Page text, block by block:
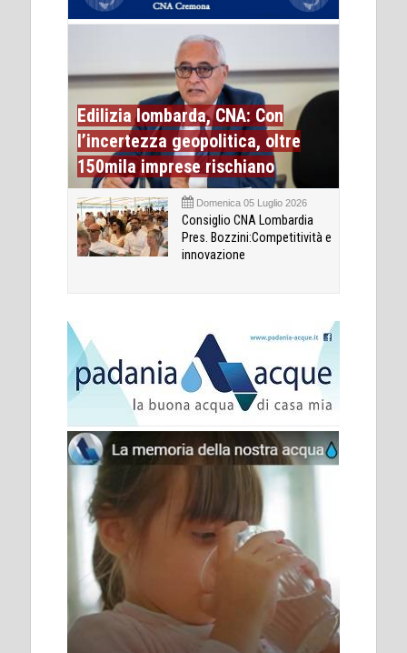
Edilizia lombarda, CNA: Con
l’incertezza geopolitica, oltre
150mila imprese rischiano
Domenica 05 Luglio 2026
Consiglio CNA Lombardia
Pres. Bozzini:Competitività e
innovazione